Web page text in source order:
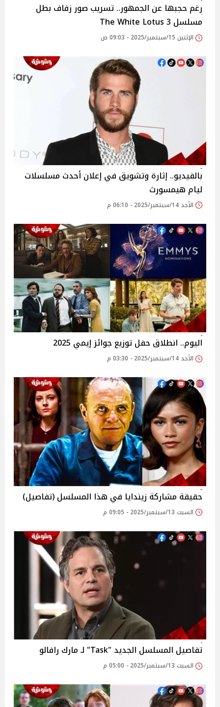
رغم حجبها عن الجمهور.. تسريب صور زفاف بطل
مسلسل The White Lotus 3
الإثنين 15/سبتمبر/2025 - 09:03 ص
بالفيديو.. إثارة وتشويق في إعلان أحدث مسلسلات
ليام هيمسورث
الأحد 14/سبتمبر/2025 - 06:10 م
اليوم.. انطلاق حفل توزيع جوائز إيمي 2025
الأحد 14/سبتمبر/2025 - 03:30 م
حقيقة مشاركة زيندايا في هذا المسلسل (تفاصيل)
السبت 13/سبتمبر/2025 - 09:05 م
تفاصيل المسلسل الجديد "Task" لـ مارك رافالو
السبت 13/سبتمبر/2025 - 05:00 م